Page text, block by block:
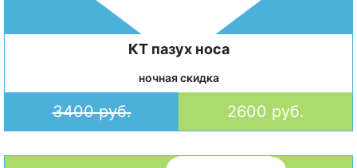
КТ пазух носа
ночная скидка
3400 руб. 2600 руб.